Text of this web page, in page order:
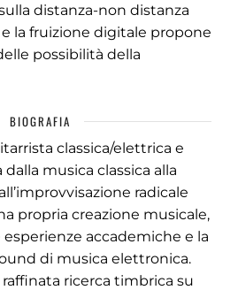
distanza-non distanza
la fruizione digitale propone
possibilità della
BIOGRAFIA
classica/elettrica e
musica classica alla
radicale
propria creazione musicale,
esperienze accademiche e la
di musica elettronica.
ricerca timbrica su